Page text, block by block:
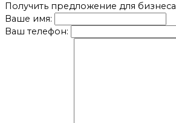
Получить предложение для бизнеса
Ваше имя:
Ваш телефон: